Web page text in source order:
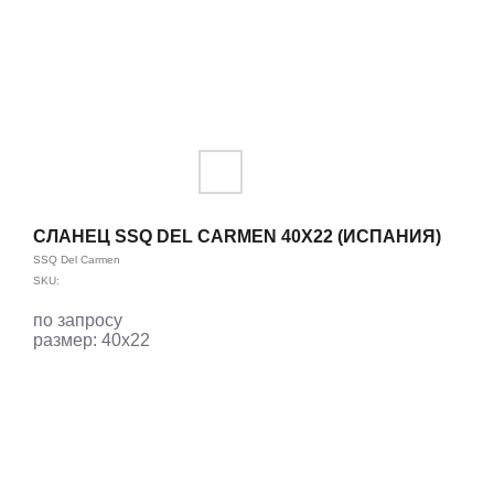
СЛАНЕЦ SSQ DEL CARMEN 40Х22 (ИСПАНИЯ)
SSQ Del Carmen
SKU:
по запросу
размер: 40х22